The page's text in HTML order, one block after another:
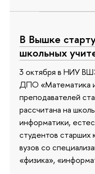
В Вышке
школьных
3 октября в НИУ
ДПО «Математика
преподавателей
рассчитана на
информатики,
студентов старших
вузов со
«физика»,